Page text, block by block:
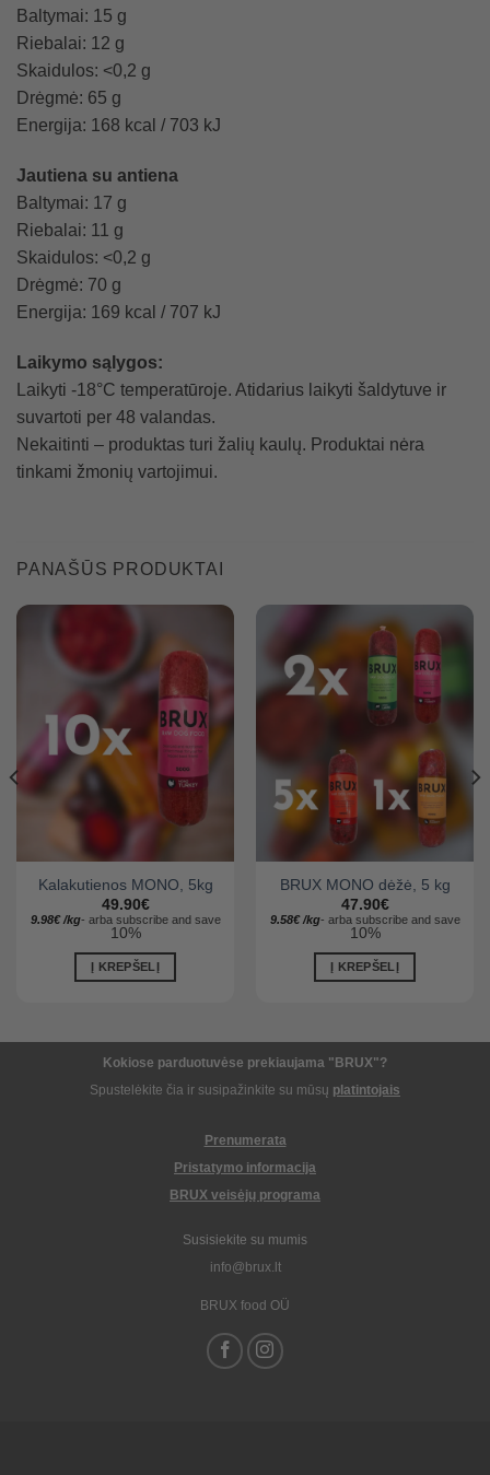
Baltymai: 15 g
Riebalai: 12 g
Skaidulos: <0,2 g
Drėgmė: 65 g
Energija: 168 kcal / 703 kJ
Jautiena su antiena
Baltymai: 17 g
Riebalai: 11 g
Skaidulos: <0,2 g
Drėgmė: 70 g
Energija: 169 kcal / 707 kJ
Laikymo sąlygos:
Laikyti -18°C temperatūroje. Atidarius laikyti šaldytuve ir
suvartoti per 48 valandas.
Nekaitinti – produktas turi žalių kaulų. Produktai nėra
tinkami žmonių vartojimui.
PANAŠŪS PRODUKTAI
Kalakutienos MONO, 5kg
49.90€
9.98€ /kg- arbasubscribe and save
10%
Į KREPŠELĮ
BRUX MONO dėžė, 5 kg
47.90€
9.58€ /kg- arbasubscribe and save
10%
Į KREPŠELĮ
Kokiose parduotuvėse prekiaujama "BRUX"?
Spustelėkite čia ir susipažinkite su mūsų platintojais
Prenumerata
Pristatymo informacija
BRUX veisėjų programa
Susisiekite su mumis
info@brux.lt
BRUX food OÜ